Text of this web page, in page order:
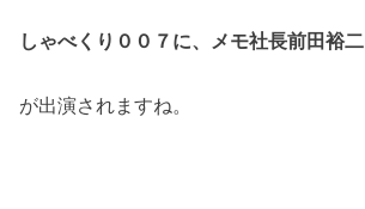
しゃべくり００７に、メモ社長前田裕二
が出演されますね。